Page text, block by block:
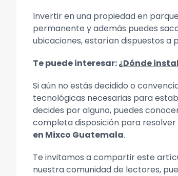
Invertir en una propiedad en
permanente y además puedes
ubicaciones, estarían dispuestos a
Te puede interesar:¿Dónde
Si aún no estás decidido o
tecnológicas necesarias para
decides por alguno, puedes
completa disposición para
en Mixco Guatemala.
Te invitamos a compartir este
nuestra comunidad de lectores,